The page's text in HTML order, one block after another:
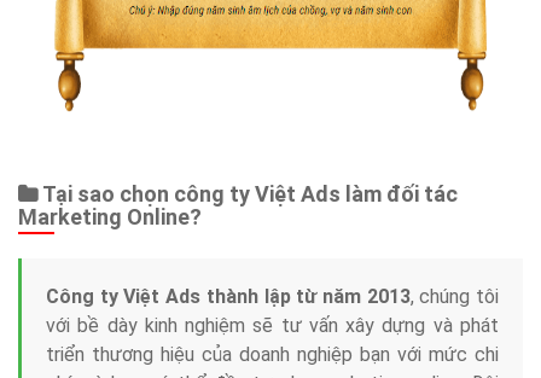
Tại sao chọn công ty Việt Ads làm đối tác
Marketing Online?
Công ty Việt Ads thành lập từ năm 2013, chúng tôi
với bề dày kinh nghiệm sẽ tư vấn xây dựng và phát
triển thương hiệu của doanh nghiệp bạn với mức chi